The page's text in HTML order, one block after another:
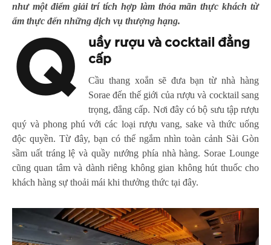
như một điểm giải trí tích hợp làm thỏa mãn thực khách từ
ẩm thực đến những dịch vụ thượng hạng.
Q
uầy rượu và cocktail đẳng
cấp
Cầu thang xoắn sẽ đưa bạn từ nhà hàng
Sorae đến thế giới của rượu và cocktail sang
trọng, đẳng cấp. Nơi đây có bộ sưu tập rượu
quý và phong phú với các loại rượu vang, sake và thức uống
độc quyền. Từ đây, bạn có thể ngắm nhìn toàn cảnh Sài Gòn
sầm uất tráng lệ và quầy nướng phía nhà hàng. Sorae Lounge
cũng quan tâm và dành riêng không gian không hút thuốc cho
khách hàng sự thoải mái khi thưởng thức tại đây.